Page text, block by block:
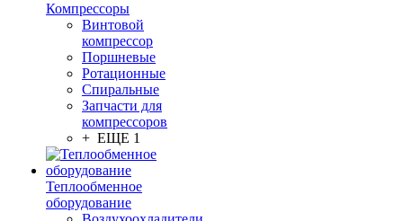
Компрессоры
Винтовой
компрессор
Поршневые
Ротационные
Спиральные
Запчасти для
компрессоров
+ ЕЩЕ 1
Теплообменное
оборудование